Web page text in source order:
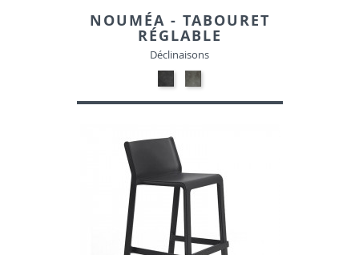
NOUMÉA - TABOURET
RÉGLABLE
Déclinaisons
NOIR
TACHETE-
05-
GRIS
TACHETE-